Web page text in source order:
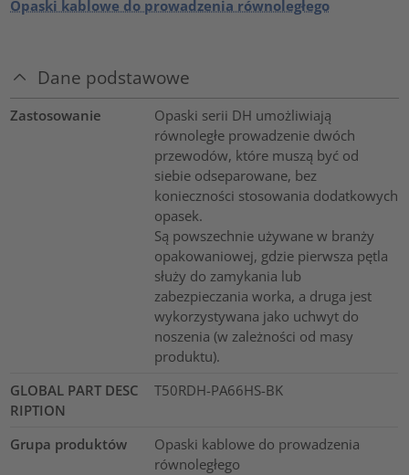
Opaski kablowe do prowadzenia równoległego
Dane podstawowe
Zastosowanie
Opaski serii DH umożliwiają
równoległe prowadzenie dwóch
przewodów, które muszą być od
siebie odseparowane, bez
konieczności stosowania dodatkowych
opasek.
Są powszechnie używane w branży
opakowaniowej, gdzie pierwsza pętla
służy do zamykania lub
zabezpieczania worka, a druga jest
wykorzystywana jako uchwyt do
noszenia (w zależności od masy
produktu).
GLOBAL PART DESC
RIPTION
T50RDH-PA66HS-BK
Grupa produktów
Opaski kablowe do prowadzenia
równoległego